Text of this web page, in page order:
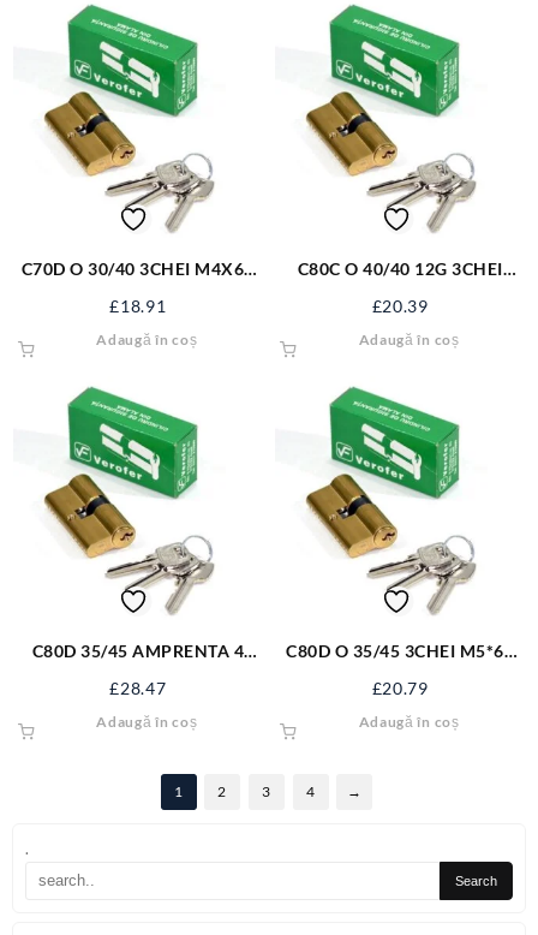
.
C70D O 30/40 3CHEI M4X60
£18.91
Adaugă în coș
C80C O 40/40 12G 3CHEI
£20.39
Adaugă în coș
C80D 35/45 AMPRENTA 4
£28.47
Adaugă în coș
C80D O 35/45 3CHEI M5*60
£20.79
Adaugă în coș
1 2 3 4 →